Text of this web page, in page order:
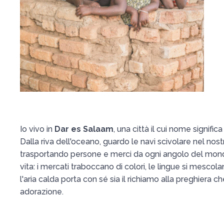
Io vivo in Dar es Salaam, una città il cui nome significa
Dalla riva dell'oceano, guardo le navi scivolare nel
trasportando persone e merci da ogni angolo del
vita: i mercati traboccano di colori, le lingue si
l'aria calda porta con sé sia il richiamo alla preghiera
adorazione.